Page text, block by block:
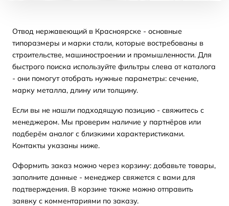
Отвод нержавеющий в Красноярске - основные
типоразмеры и марки стали, которые востребованы в
строительстве, машиностроении и промышленности. Для
быстрого поиска используйте фильтры слева от каталога
- они помогут отобрать нужные параметры: сечение,
марку металла, длину или толщину.
Если вы не нашли подходящую позицию - свяжитесь с
менеджером. Мы проверим наличие у партнёров или
подберём аналог с близкими характеристиками.
Контакты указаны ниже.
Оформить заказ можно через корзину: добавьте товары,
заполните данные - менеджер свяжется с вами для
подтверждения. В корзине также можно отправить
заявку с комментариями по заказу.